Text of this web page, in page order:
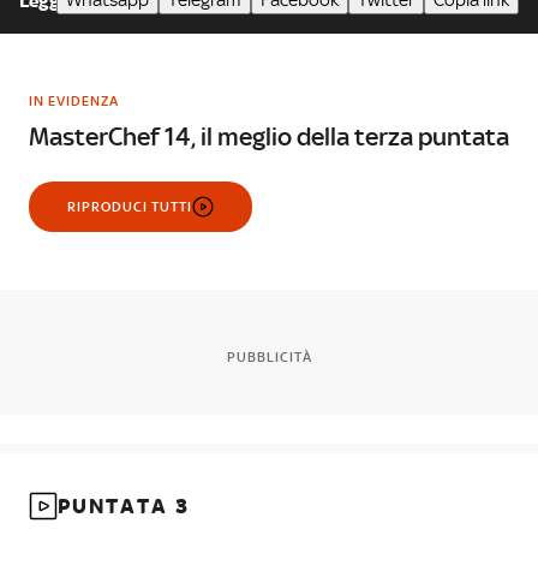
IN EVIDENZA
MasterChef 14, il meglio della terza puntata
RIPRODUCI TUTTI
PUBBLICITÀ
PUNTATA 3